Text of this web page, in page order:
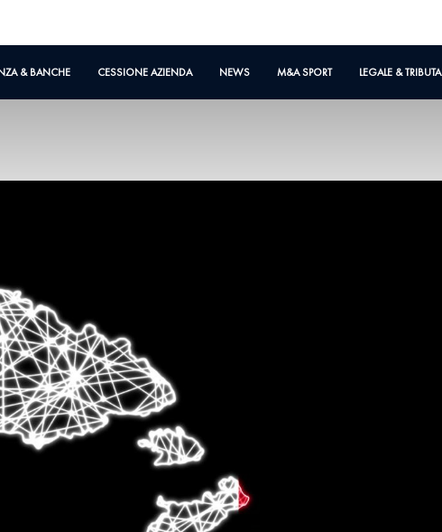
& BANCHE CESSIONE AZIENDA NEWS M&A SPORT LEGALE &